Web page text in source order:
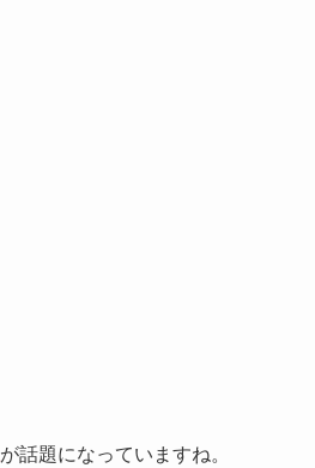
が話題になっていますね。